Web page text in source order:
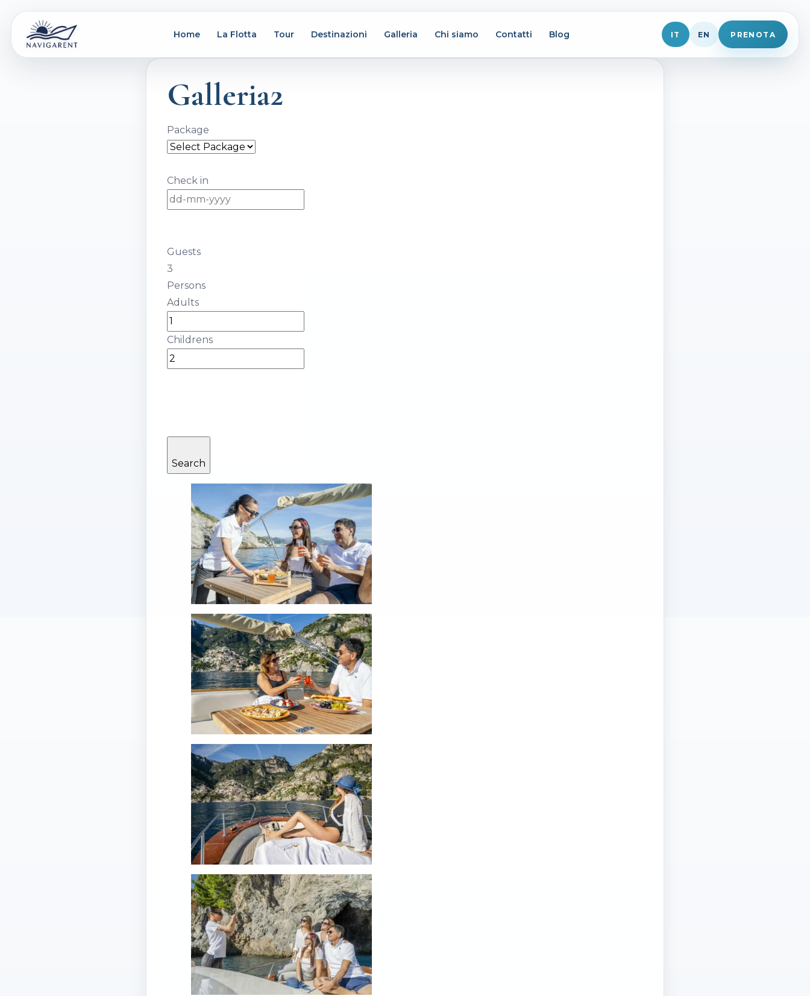
Home La Flotta Tour Destinazioni Galleria Chi siamo Contatti Blog IT EN PRENOTA
Galleria2
Package
Check in
Guests
3
Persons
Adults
Childrens
Search